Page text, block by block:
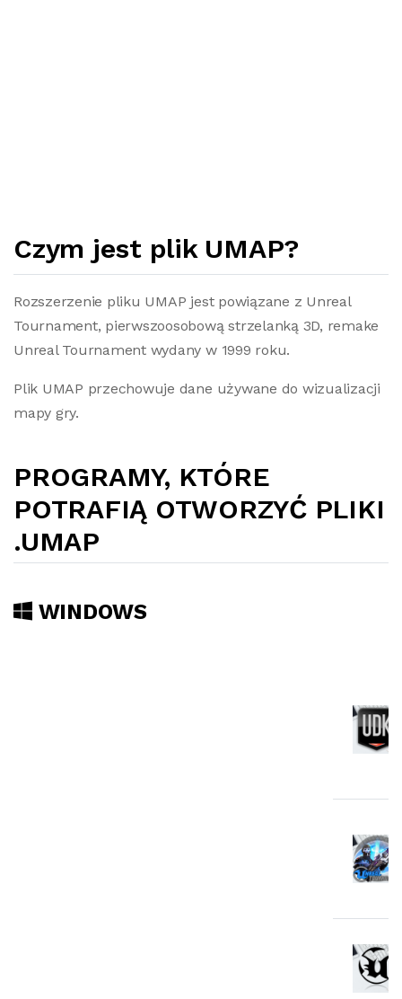
Czym jest plik UMAP?
Rozszerzenie pliku UMAP jest powiązane z Unreal
Tournament, pierwszoosobową strzelanką 3D, remake
Unreal Tournament wydany w 1999 roku.
Plik UMAP przechowuje dane używane do wizualizacji
mapy gry.
PROGRAMY, KTÓRE
POTRAFIĄ OTWORZYĆ PLIKI
.UMAP
WINDOWS